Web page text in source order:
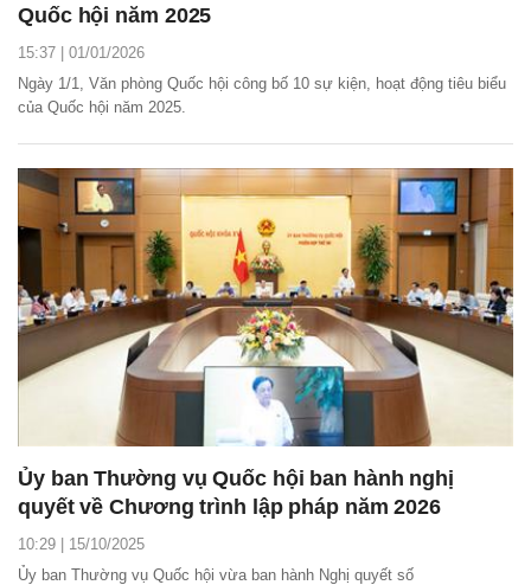
Quốc hội năm 2025
15:37 | 01/01/2026
Ngày 1/1, Văn phòng Quốc hội công bố 10 sự kiện, hoạt động tiêu biểu
của Quốc hội năm 2025.
Ủy ban Thường vụ Quốc hội ban hành nghị
quyết về Chương trình lập pháp năm 2026
10:29 | 15/10/2025
Ủy ban Thường vụ Quốc hội vừa ban hành Nghị quyết số